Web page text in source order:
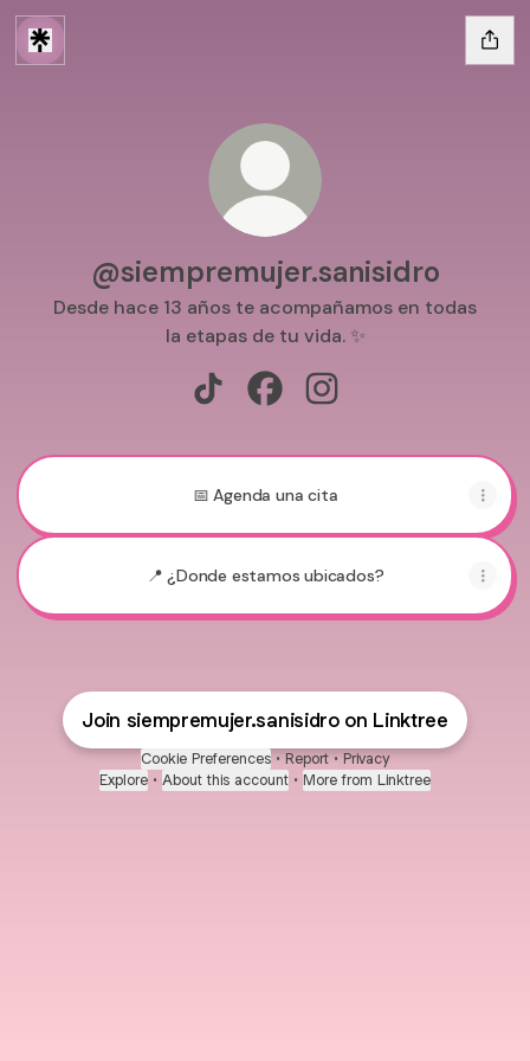
@siempremujer.sanisidro
Desde hace 13 años te acompañamos en todas
la etapas de tu vida. ✨
📅 Agenda una cita
📍 ¿Donde estamos ubicados?
Join siempremujer.sanisidro on Linktree
Cookie Preferences • Report • Privacy
Explore • About this account • More from Linktree